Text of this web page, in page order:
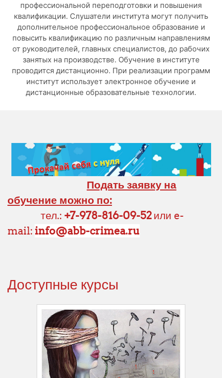
профессиональной переподготовки и повышения
квалификации. Слушатели института могут получить
дополнительное профессиональное образование и
повысить квалификацию по различным направлениям
от руководителей, главных специалистов, до рабочих
занятых на производстве. Обучение в институте
проводится дистанционно. При реализации программ
институт использует электронное обучение и
дистанционные образовательные технологии.
Подать заявку на
обучение можно по:
тел.: +7-978-816-09-52или e-
mail: info@abb-crimea.ru
Доступные курсы